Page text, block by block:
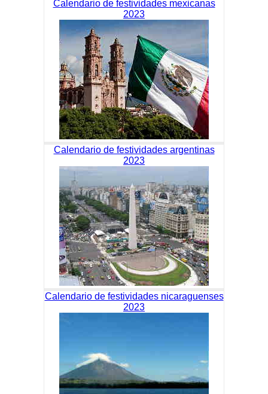
Calendario de festividades mexicanas
2023
Calendario de festividades argentinas
2023
Calendario de festividades nicaraguenses
2023